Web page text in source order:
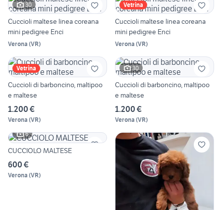
30
Cuccioli maltese linea coreana
mini pedigree Enci
Verona (VR)
Vetrina
Cuccioli maltese linea coreana
mini pedigree Enci
Verona (VR)
Vetrina
Cuccioli di barboncino, maltipoo
e maltese
1.200 €
Verona (VR)
30
Cuccioli di barboncino, maltipoo
e maltese
1.200 €
Verona (VR)
6
CUCCIOLO MALTESE
600 €
Verona (VR)